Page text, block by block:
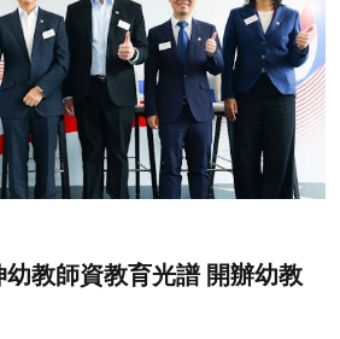
教師資教育光譜 開辦幼教